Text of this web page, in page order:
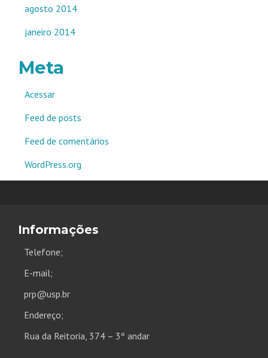
agosto 2014
janeiro 2014
Meta
Acessar
Feed de posts
Feed de comentários
WordPress.org
Informações
Telefone;
E-mail;
prp@usp.br
Endereço;
Rua da Reitoria, 374 – 3º andar